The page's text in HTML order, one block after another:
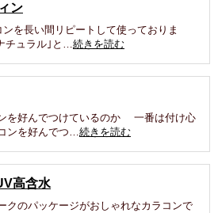
ン
を長い間リピートして使っておりま
チュラル｣と…続きを読む
を好んでつけているのか 一番は付け心
ンを好んでつ…続きを読む
高含水
クのパッケージがおしゃれなカラコンで